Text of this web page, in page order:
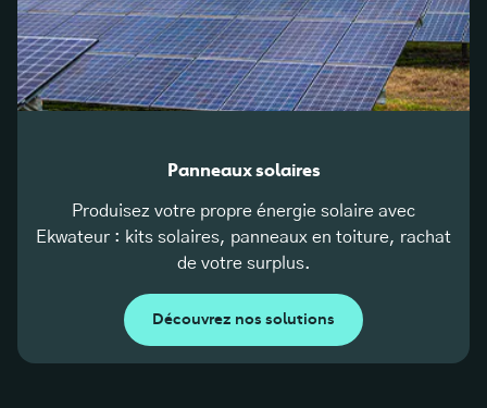
Panneaux solaires
Produisez votre propre énergie solaire avec
Ekwateur : kits solaires, panneaux en toiture, rachat
de votre surplus.
Découvrez nos solutions